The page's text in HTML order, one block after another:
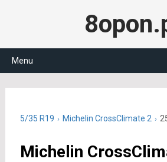
Menu
255/35 R19 Michelin CrossClimate 2
Michelin